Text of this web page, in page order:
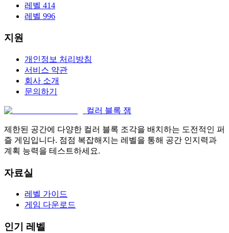
레벨 414
레벨 996
지원
개인정보 처리방침
서비스 약관
회사 소개
문의하기
컬러 블록 잼
제한된 공간에 다양한 컬러 블록 조각을 배치하는 도전적인 퍼
즐 게임입니다. 점점 복잡해지는 레벨을 통해 공간 인지력과
계획 능력을 테스트하세요.
자료실
레벨 가이드
게임 다운로드
인기 레벨